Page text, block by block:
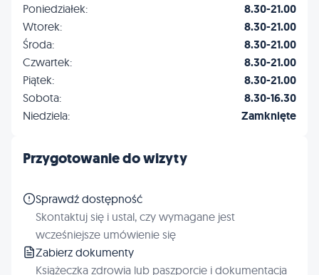
Poniedziałek: 8.30-21.00
Wtorek: 8.30-21.00
Środa: 8.30-21.00
Czwartek: 8.30-21.00
Piątek: 8.30-21.00
Sobota: 8.30-16.30
Niedziela: Zamknięte
Przygotowanie do wizyty
Sprawdź dostępność
Skontaktuj się i ustal, czy wymagane jest
wcześniejsze umówienie się
Zabierz dokumenty
Książeczka zdrowia lub paszporcie i dokumentacja